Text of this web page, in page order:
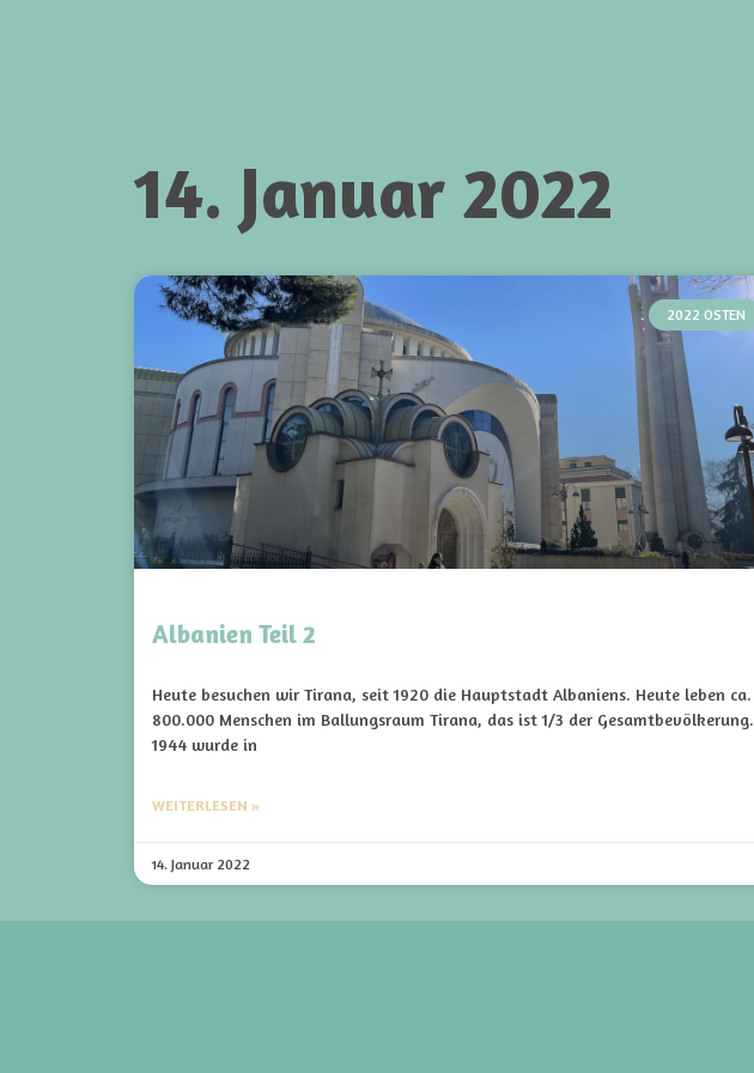
14. Januar 2022
2022 OSTEN
Albanien Teil 2
Heute besuchen wir Tirana, seit 1920 die Hauptstadt Albaniens. Heute leben ca.
800.000 Menschen im Ballungsraum Tirana, das ist 1/3 der Gesamtbevölkerung.
1944 wurde in
WEITERLESEN »
14. Januar 2022